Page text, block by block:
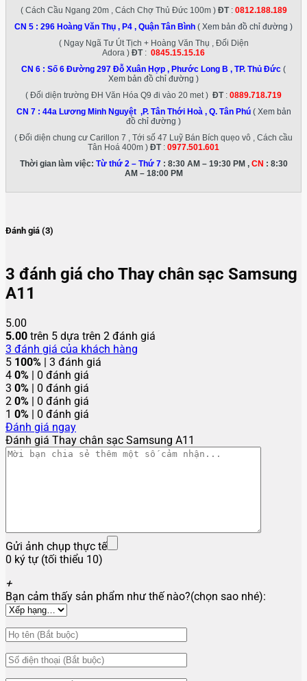
( Cách Cầu Ngang 20m , Cách Chợ Thủ Đức 100m ) ĐT: 0812.188.189
CN 5 : 296 Hoàng Văn Thụ , P4 , Quận Tân Bình ( Xem bản đồ chỉ đường )
( Ngay Ngã Tư Út Tịch + Hoàng Văn Thụ , Đối Diện
Adora ) ĐT: 0845.15.15.16
CN 6 : Số 6 Đường 297 Đỗ Xuân Hợp , Phước Long B , TP. Thủ Đức (
Xem bản đồ chỉ đường )
( Đối diện trường ĐH Văn Hóa Q9 đi vào 20 met ) ĐT: 0889.718.719
CN 7 : 44a Lương Minh Nguyệt ,P. Tân Thới Hoà , Q. Tân Phú ( Xem bản
đồ chỉ đường )
( Đối diện chung cư Carillon 7 , Tới số 47 Luỹ Bán Bích quẹo vô , Cách cầu
Tân Hoá 400m ) ĐT: 0977.501.601
Thời gian làm việc: Từ thứ 2 – Thứ 7: 8:30 AM – 19:30 PM , CN : 8:30
AM – 18:00 PM
Đánh giá (3)
3 đánh giá cho Thay chân sạc Samsung
A11
5.00
5.00 trên 5 dựa trên 2 đánh giá
3 đánh giá của khách hàng
5 100% | 3 đánh giá
4 0% | 0 đánh giá
3 0% | 0 đánh giá
2 0% | 0 đánh giá
1 0% | 0 đánh giá
Đánh giá ngay
Đánh giá Thay chân sạc Samsung A11
Gửi ảnh chụp thực tế
0 ký tự (tối thiểu 10)
+
Bạn cảm thấy sản phẩm như thế nào?(chọn sao nhé):